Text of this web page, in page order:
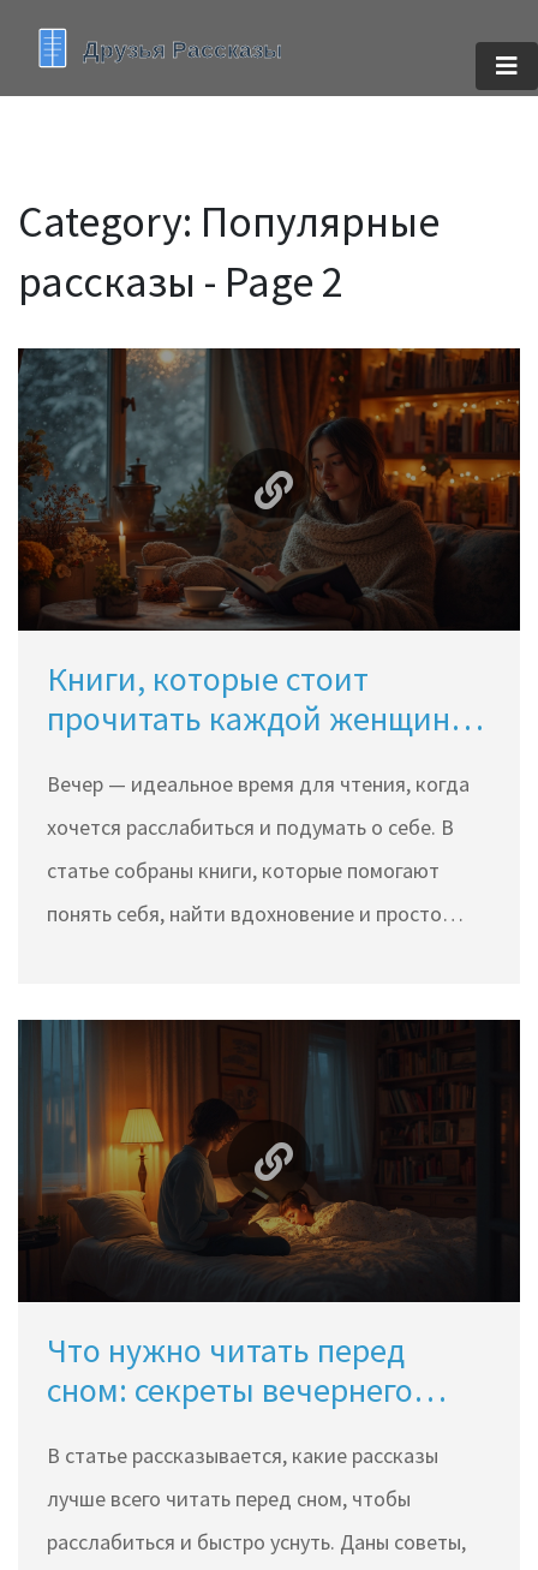
Category: Популярные
рассказы - Page 2
Книги, которые стоит
прочитать каждой женщине
Вечер — идеальное время для чтения, когда
хочется расслабиться и подумать о себе. В
статье собраны книги, которые помогают
понять себя, найти вдохновение и просто
и неожиданные новинки. Есть советы, как
выбирать литературу для хорошего вечера. Не
важно, сколько вам лет — хорошие книги
остаются актуальными всегда.
Что нужно читать перед
сном: секреты вечернего
В статье рассказывается, какие рассказы
лучше всего читать перед сном, чтобы
расслабиться и быстро уснуть. Даны советы,